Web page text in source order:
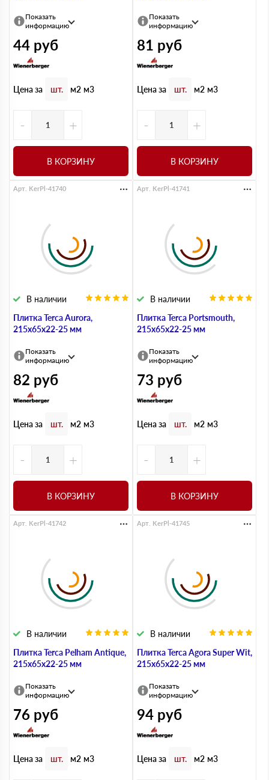
Показать
информацию
44 руб
Цена за шт. м2 м3
- +
В КОРЗИНУ
Показать
информацию
81 руб
Цена за шт. м2 м3
- +
В КОРЗИНУ
Плитка Terca Aurora,
215х65х22-25 мм
В наличии
Арт. KerPl-41740
Показать
информацию
82 руб
Цена за шт. м2 м3
- +
В КОРЗИНУ
Плитка Terca Portsmouth,
215х65х22-25 мм
В наличии
Арт. KerPl-41741
Показать
информацию
73 руб
Цена за шт. м2 м3
- +
В КОРЗИНУ
Плитка Terca Pelham Antique,
215х65х22-25 мм
В наличии
Арт. KerPl-41742
Показать
информацию
76 руб
Цена за шт. м2 м3
Плитка Terca Agora Super Wit,
215х65х22-25 мм
В наличии
Арт. KerPl-41745
Показать
информацию
94 руб
Цена за шт. м2 м3